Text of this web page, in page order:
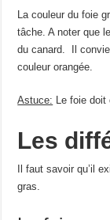
La couleur du foie
tâche. A noter que
du canard. Il
couleur orangée.
Astuce: Le foie doit
Les
Il faut savoir qu’il
gras.